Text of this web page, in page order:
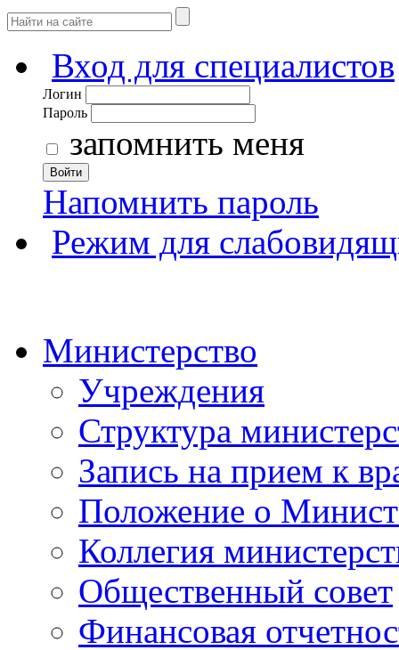
Вход для специалистов
Логин
Пароль
запомнить меня
Войти
Напомнить пароль
Режим для
Министерство
Учреждения
Структура
Запись на прием к
Положение о
Коллегия
Общественный совет
Финансовая